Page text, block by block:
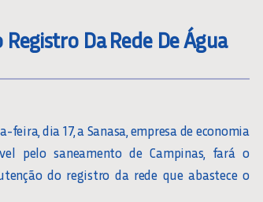
Da Rede De Água
feira, dia 17, a Sanasa, empresa de economia
pelo saneamento de Campinas, fará o
do registro da rede que abastece o